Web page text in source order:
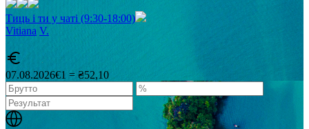
Тиць і ти у чаті (9:30-18:00)
Vitiana V.
07.08.2026€1 = ₴52,10